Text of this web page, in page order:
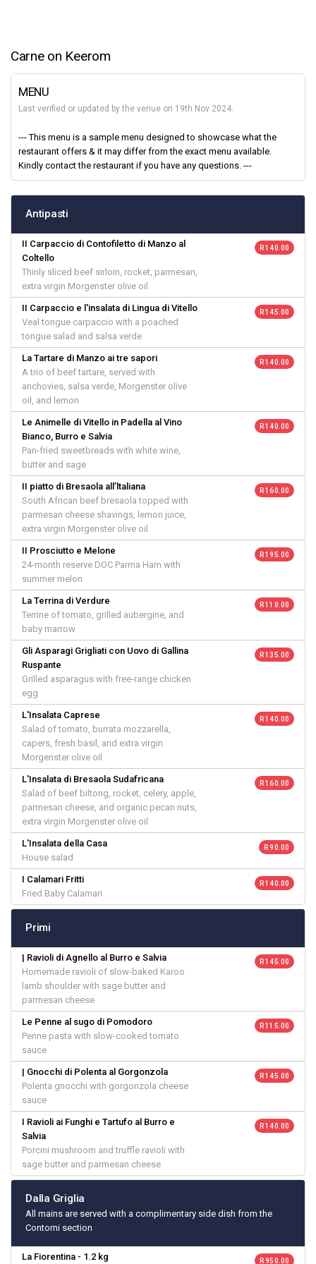
Carne on Keerom
MENU
Last verified or updated by the venue on 19th Nov 2024.
--- This menu is a sample menu designed to showcase what the
restaurant offers & it may differ from the exact menu available.
Kindly contact the restaurant if you have any questions. ---
Antipasti
II Carpaccio di Contofiletto di Manzo al
Coltello
Thinly sliced beef sirloin, rocket, parmesan,
extra virgin Morgenster olive oil
R 140.00
II Carpaccio e l'insalata di Lingua di Vitello
Veal tongue carpaccio with a poached
tongue salad and salsa verde
R 145.00
La Tartare di Manzo ai tre sapori
A trio of beef tartare, served with
anchovies, salsa verde, Morgenster olive
oil, and lemon
R 140.00
Le Animelle di Vitello in Padella al Vino
Bianco, Burro e Salvia
Pan-fried sweetbreads with white wine,
butter and sage
R 140.00
II piatto di Bresaola all’ltaliana
South African beef bresaola topped with
parmesan cheese shavings, lemon juice,
extra virgin Morgenster olive oil
R 160.00
II Prosciutto e Melone
24-month reserve DOC Parma Ham with
summer melon
R 195.00
La Terrina di Verdure
Terrine of tomato, grilled aubergine, and
baby marrow
R 110.00
Gli Asparagi Grigliati con Uovo di Gallina
Ruspante
Grilled asparagus with free-range chicken
egg
R 135.00
L'Insalata Caprese
Salad of tomato, burrata mozzarella,
capers, fresh basil, and extra virgin
Morgenster olive oil
R 140.00
L'Insalata di Bresaola Sudafricana
Salad of beef biltong, rocket, celery, apple,
parmesan cheese, and organic pecan nuts,
extra virgin Morgenster olive oil
R 160.00
L'Insalata della Casa
House salad
R 90.00
I Calamari Fritti
Fried Baby Calamari
R 140.00
Primi
| Ravioli di Agnello al Burro e Salvia
Homemade ravioli of slow-baked Karoo
lamb shoulder with sage butter and
parmesan cheese
R 145.00
Le Penne al sugo di Pomodoro
Penne pasta with slow-cooked tomato
sauce
R 115.00
| Gnocchi di Polenta al Gorgonzola
Polenta gnocchi with gorgonzola cheese
sauce
R 145.00
I Ravioli ai Funghi e Tartufo al Burro e
Salvia
Porcini mushroom and truffle ravioli with
sage butter and parmesan cheese
R 140.00
Dalla Griglia
All mains are served with a complimentary side dish from the
Contorni section
La Fiorentina - 1.2 kg R 950.00